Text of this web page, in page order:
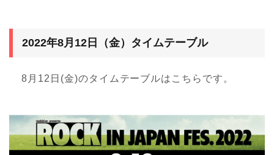
2022年8月12日（金）タイムテーブル
8月12日(金)のタイムテーブルはこちらです。